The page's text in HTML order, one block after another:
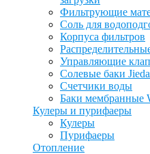
Фильтрующие
Соль для
Корпуса фильтров
Управляющие
Солевые баки
Счетчики воды
Баки мембранные
Кулеры и пурифаеры
Кулеры
Пурифаеры
Отопление